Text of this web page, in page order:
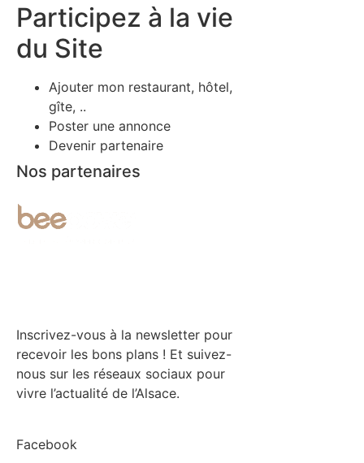
Participez à la vie
du Site
Ajouter mon restaurant, hôtel,
gîte, ..
Poster une annonce
Devenir partenaire
Nos partenaires
Inscrivez-vous à la newsletter pour
recevoir les bons plans ! Et suivez-
nous sur les réseaux sociaux pour
vivre l’actualité de l’Alsace.
Facebook